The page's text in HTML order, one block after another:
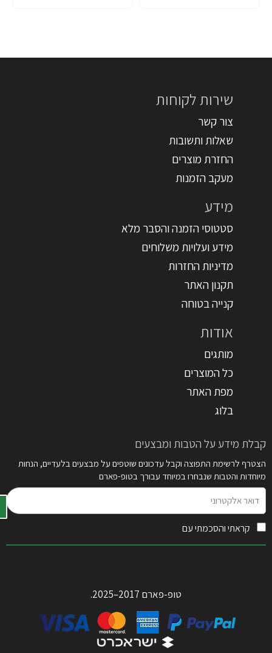
שירות לקוחות
צור קשר
שאלות ותשובות
החזרת מוצרים
מעקב הזמנות
מידע
סטטוסי הזמנה והסבר מלא
מידע ועלויות משלוחים
מדיניות החזרות
תקנון האתר
קנייה בטוחה
אודות
מותגים
כל המוצרים
מפת האתר
בלוג
קבלת מידע על הטבות ומבצעים
הצטרף לרשימת התפוצה וקבל עדכונים שוטפים על מבצעים בלעדיים, הנחות
מיוחדות והטבות שנבחרו במיוחד עבורך בטופ-פארם
אלקטרוני
קראתי והסכמתי עם
טופ-פארם 2017–2025.